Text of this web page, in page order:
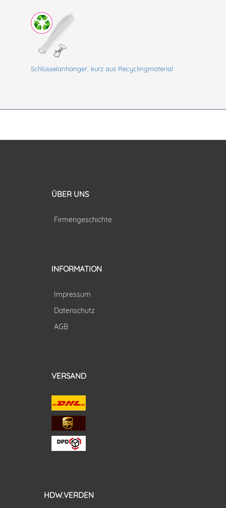
Schlüsselanhänger, kurz aus Recyclingmaterial
ÜBER UNS
Firmengeschichte
INFORMATION
Impressum
Datenschutz
AGB
VERSAND
HDW.VERDEN